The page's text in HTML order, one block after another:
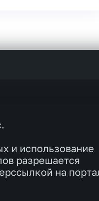
и использование
разрешается
на